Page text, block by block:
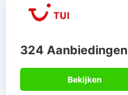
324 Aanbiedingen
Bekijken